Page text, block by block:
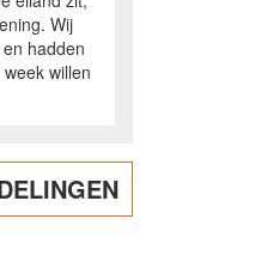
Wij
hadden
willen